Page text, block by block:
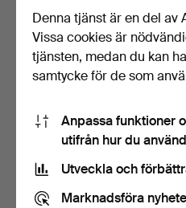
6 MATSTOLAR LOUIS XV-
STIL. SNIDAT MAHOGNY …
Klubbades 22 nov 2025
1 bud
Denna tjänst är en del
Vissa cookies är
tjänsten, medan du kan
samtycke för de som
Anpassa funktioner
utifrån hur du
Utveckla och
Marknadsföra